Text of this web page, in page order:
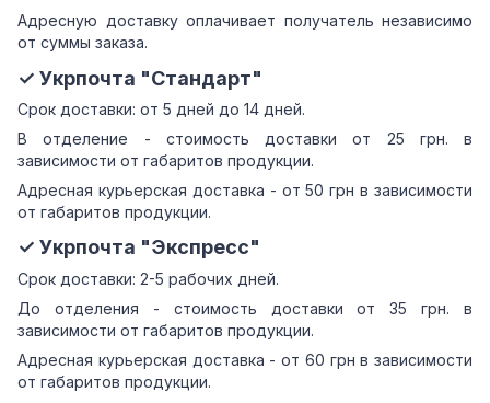
Адресную доставку оплачивает получатель независимо
от суммы заказа.
✓ Укрпочта "Стандарт"
Срок доставки: от 5 дней до 14 дней.
В отделение - стоимость доставки от 25 грн. в
зависимости от габаритов продукции.
Адресная курьерская доставка - от 50 грн в зависимости
от габаритов продукции.
✓ Укрпочта "Экспресс"
Срок доставки: 2-5 рабочих дней.
До отделения - стоимость доставки от 35 грн. в
зависимости от габаритов продукции.
Адресная курьерская доставка - от 60 грн в зависимости
от габаритов продукции.